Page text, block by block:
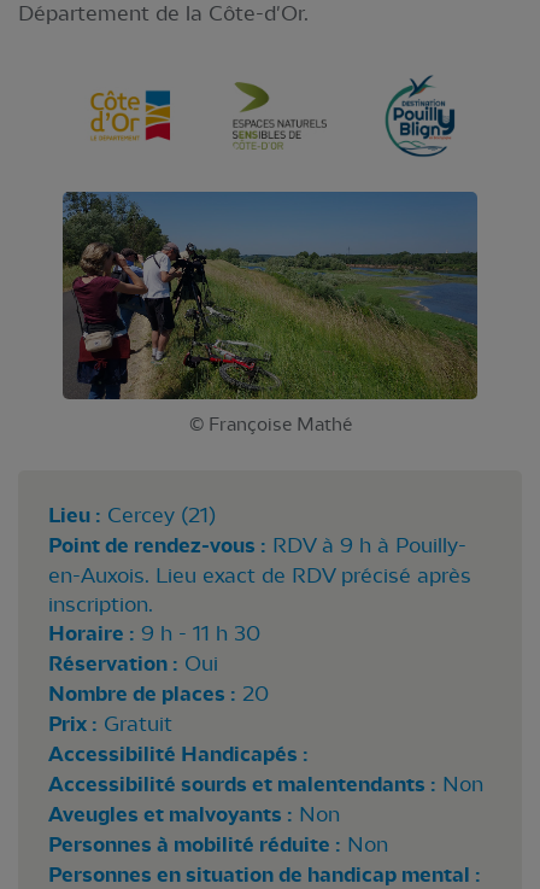
Département de la Côte-d'Or.
© Françoise Mathé
Lieu : Cercey (21)
Point de rendez-vous : RDV à 9 h à Pouilly-
en-Auxois. Lieu exact de RDV précisé après
inscription.
Horaire : 9 h - 11 h 30
Réservation : Oui
Nombre de places : 20
Prix : Gratuit
Accessibilité Handicapés :
Accessibilité sourds et malentendants : Non
Aveugles et malvoyants : Non
Personnes à mobilité réduite : Non
Personnes en situation de handicap mental :